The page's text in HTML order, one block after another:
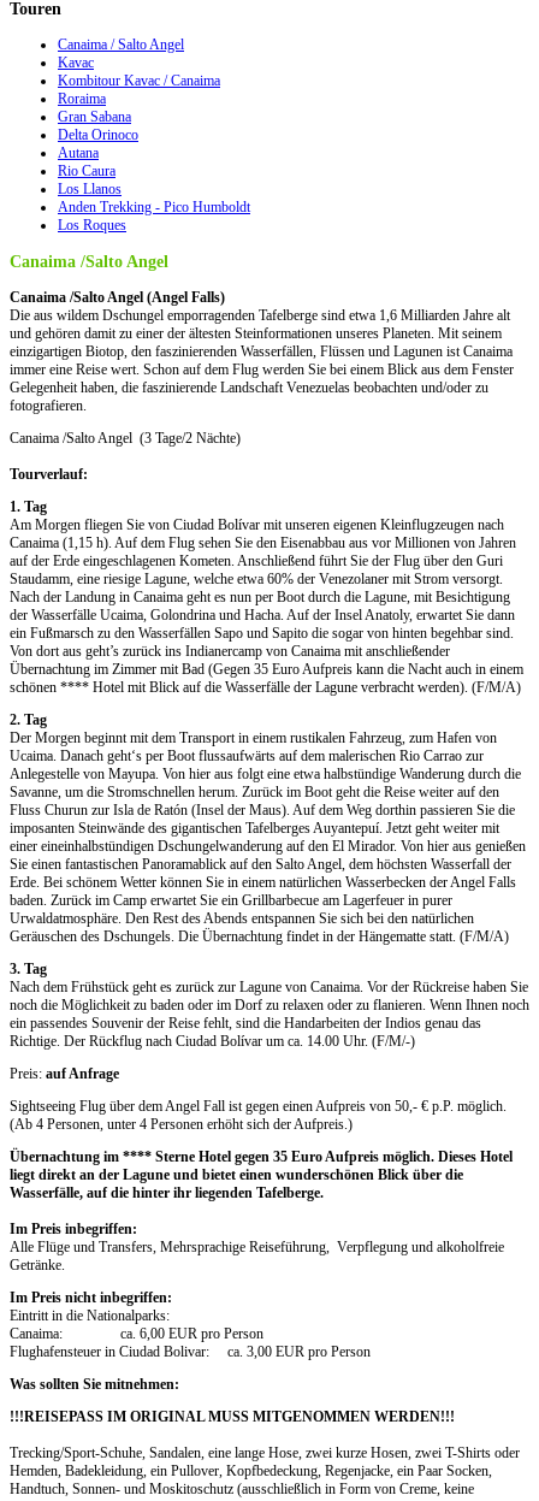
Touren
Canaima / Salto Angel
Kavac
Kombitour Kavac / Canaima
Roraima
Gran Sabana
Delta Orinoco
Autana
Rio Caura
Los Llanos
Anden Trekking - Pico Humboldt
Los Roques
Canaima /Salto Angel
Canaima /Salto Angel (Angel Falls)
Die aus wildem Dschungel emporragenden Tafelberge sind etwa 1,6 Milliarden Jahre alt
und gehören damit zu einer der ältesten Steinformationen unseres Planeten. Mit seinem
einzigartigen Biotop, den faszinierenden Wasserfällen, Flüssen und Lagunen ist Canaima
immer eine Reise wert. Schon auf dem Flug werden Sie bei einem Blick aus dem Fenster
Gelegenheit haben, die faszinierende Landschaft Venezuelas beobachten und/oder zu
fotografieren.
Canaima /Salto Angel (3 Tage/2 Nächte)
Tourverlauf:
1. Tag
Am Morgen fliegen Sie von Ciudad Bolívar mit unseren eigenen Kleinflugzeugen nach
Canaima (1,15 h). Auf dem Flug sehen Sie den Eisenabbau aus vor Millionen von Jahren
auf der Erde eingeschlagenen Kometen. Anschließend führt Sie der Flug über den Guri
Staudamm, eine riesige Lagune, welche etwa 60% der Venezolaner mit Strom versorgt.
Nach der Landung in Canaima geht es nun per Boot durch die Lagune, mit Besichtigung
der Wasserfälle Ucaima, Golondrina und Hacha. Auf der Insel Anatoly, erwartet Sie dann
ein Fußmarsch zu den Wasserfällen Sapo und Sapito die sogar von hinten begehbar sind.
Von dort aus geht’s zurück ins Indianercamp von Canaima mit anschließender
Übernachtung im Zimmer mit Bad (Gegen 35 Euro Aufpreis kann die Nacht auch in einem
schönen **** Hotel mit Blick auf die Wasserfälle der Lagune verbracht werden). (F/M/A)
2. Tag
Der Morgen beginnt mit dem Transport in einem rustikalen Fahrzeug, zum Hafen von
Ucaima. Danach geht‘s per Boot flussaufwärts auf dem malerischen Rio Carrao zur
Anlegestelle von Mayupa. Von hier aus folgt eine etwa halbstündige Wanderung durch die
Savanne, um die Stromschnellen herum. Zurück im Boot geht die Reise weiter auf den
Fluss Churun zur Isla de Ratón (Insel der Maus). Auf dem Weg dorthin passieren Sie die
imposanten Steinwände des gigantischen Tafelberges Auyantepuí. Jetzt geht weiter mit
einer eineinhalbstündigen Dschungelwanderung auf den El Mirador. Von hier aus genießen
Sie einen fantastischen Panoramablick auf den Salto Angel, dem höchsten Wasserfall der
Erde. Bei schönem Wetter können Sie in einem natürlichen Wasserbecken der Angel Falls
baden. Zurück im Camp erwartet Sie ein Grillbarbecue am Lagerfeuer in purer
Urwaldatmosphäre. Den Rest des Abends entspannen Sie sich bei den natürlichen
Geräuschen des Dschungels. Die Übernachtung findet in der Hängematte statt. (F/M/A)
3. Tag
Nach dem Frühstück geht es zurück zur Lagune von Canaima. Vor der Rückreise haben Sie
noch die Möglichkeit zu baden oder im Dorf zu relaxen oder zu flanieren. Wenn Ihnen noch
ein passendes Souvenir der Reise fehlt, sind die Handarbeiten der Indios genau das
Richtige. Der Rückflug nach Ciudad Bolívar um ca. 14.00 Uhr. (F/M/-)
Preis: auf Anfrage
Sightseeing Flug über dem Angel Fall ist gegen einen Aufpreis von 50,- € p.P. möglich.
(Ab 4 Personen, unter 4 Personen erhöht sich der Aufpreis.)
Übernachtung im **** Sterne Hotel gegen 35 Euro Aufpreis möglich. Dieses Hotel
liegt direkt an der Lagune und bietet einen wunderschönen Blick über die
Wasserfälle, auf die hinter ihr liegenden Tafelberge.
Im Preis inbegriffen:
Alle Flüge und Transfers, Mehrsprachige Reiseführung, Verpflegung und alkoholfreie
Getränke.
Im Preis nicht inbegriffen:
Eintritt in die Nationalparks:
Canaima: ca. 6,00 EUR pro Person
Flughafensteuer in Ciudad Bolivar: ca. 3,00 EUR pro Person
Was sollten Sie mitnehmen:
!!!REISEPASS IM ORIGINAL MUSS MITGENOMMEN WERDEN!!!
Trecking/Sport-Schuhe, Sandalen, eine lange Hose, zwei kurze Hosen, zwei T-Shirts oder
Hemden, Badekleidung, ein Pullover, Kopfbedeckung, Regenjacke, ein Paar Socken,
Handtuch, Sonnen- und Moskitoschutz (ausschließlich in Form von Creme, keine